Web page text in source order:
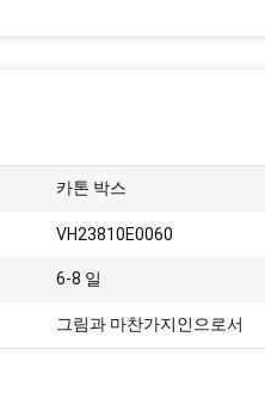
카톤 박스
VH23810E0060
6-8 일
그림과 마찬가지인으로서